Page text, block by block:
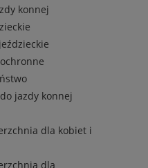
konnej
jazdy konnej
dla kobiet i
dla